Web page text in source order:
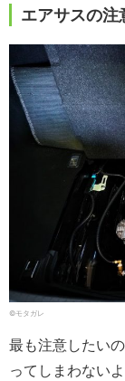
エアサスの注
©モタガレ
最も注意したい
ってしまわない